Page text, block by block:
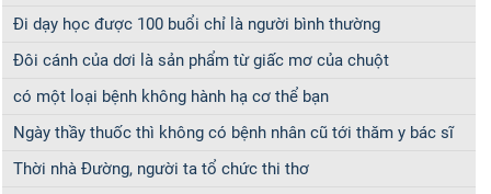
Đi dạy học được 100 buổi chỉ là người bình thường
Đôi cánh của dơi là sản phẩm từ giấc mơ của chuột
có một loại bệnh không hành hạ cơ thể bạn
Ngày thầy thuốc thì không có bệnh nhân cũ tới thăm y bác sĩ
Thời nhà Đường, người ta tổ chức thi thơ